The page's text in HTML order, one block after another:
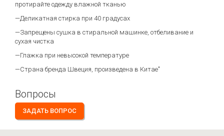
протирайте одежду влажной тканью
—Деликатная стирка при 40 градусах
—Запрещены сушка в стиральной машинке, отбеливание и
сухая чистка
—Глажка при невысокой температуре
—Страна бренда Швеция, произведена в Китае"
Вопросы
ЗАДАТЬ ВОПРОС